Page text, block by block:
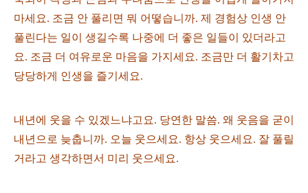
마세요. 조금 안 풀리면 뭐 어떻습니까. 제 경험상 인생 안
풀린다는 일이 생길수록 나중에 더 좋은 일들이 있더라고
요. 조금 더 여유로운 마음을 가지세요. 조금만 더 활기차고
당당하게 인생을 즐기세요.
내년에 웃을 수 있겠느냐고요. 당연한 말씀. 왜 웃음을 굳이
내년으로 늦춥니까. 오늘 웃으세요. 항상 웃으세요. 잘 풀릴
거라고 생각하면서 미리 웃으세요.